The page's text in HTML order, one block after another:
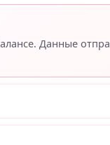
Данные